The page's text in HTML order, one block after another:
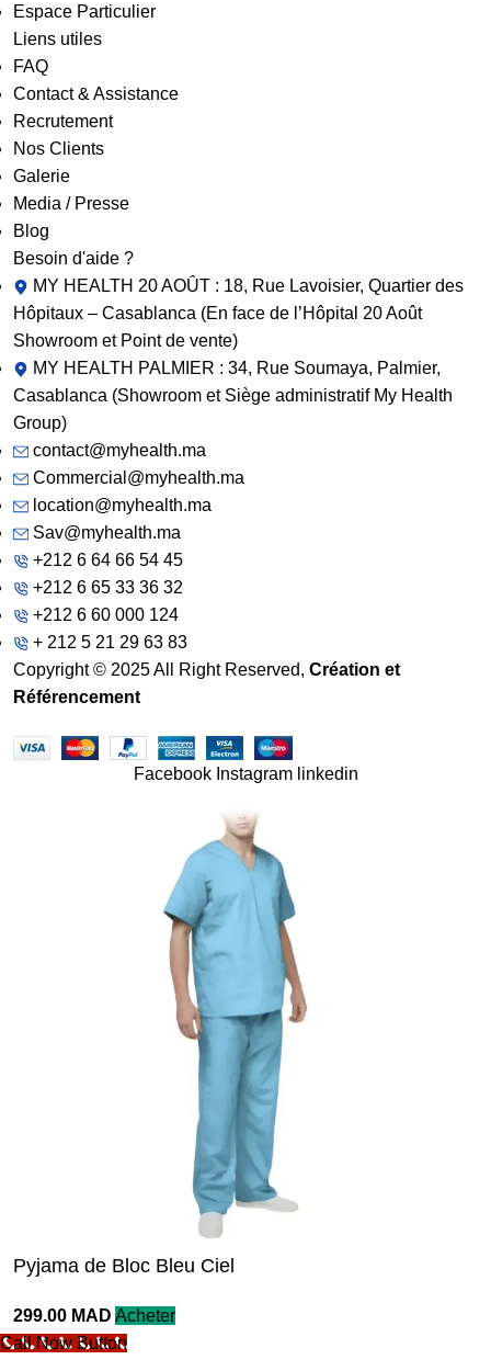
Espace Particulier
Liens utiles
FAQ
Contact & Assistance
Recrutement
Nos Clients
Galerie
Media / Presse
Blog
Besoin d'aide ?
MY HEALTH 20 AOÛT : 18, Rue Lavoisier, Quartier des
Hôpitaux – Casablanca (En face de l’Hôpital 20 Août
Showroom et Point de vente)
MY HEALTH PALMIER : 34, Rue Soumaya, Palmier,
Casablanca (Showroom et Siège administratif My Health
Group)
contact@myhealth.ma
Commercial@myhealth.ma
location@myhealth.ma
Sav@myhealth.ma
+212 6 64 66 54 45
+212 6 65 33 36 32
+212 6 60 000 124
+ 212 5 21 29 63 83
Copyright © 2025 All Right Reserved, Création et
Référencement
Facebook Instagram linkedin
Pyjama de Bloc Bleu Ciel
299.00 MAD Acheter
Call Now Button